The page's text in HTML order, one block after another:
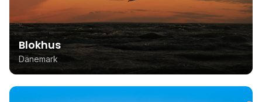
Blokhus
Dänemark